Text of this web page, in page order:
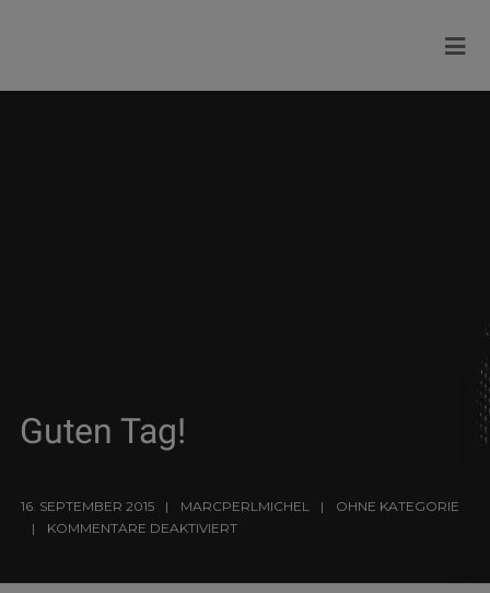
Guten Tag!
16. SEPTEMBER 2015 MARCPERLMICHEL
OHNE KATEGORIE
KOMMENTARE DEAKTIVIERT